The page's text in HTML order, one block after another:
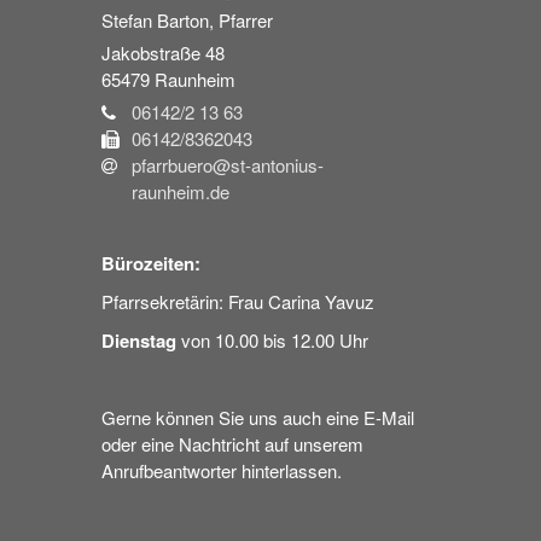
Stefan Barton, Pfarrer
Jakobstraße 48
65479 Raunheim
06142/2 13 63
06142/8362043
pfarrbuero@st-antonius-
raunheim.de
Bürozeiten:
Pfarrsekretärin: Frau Carina Yavuz
Dienstag von 10.00 bis 12.00 Uhr
Gerne können Sie uns auch eine E-Mail
oder eine Nachtricht auf unserem
Anrufbeantworter hinterlassen.